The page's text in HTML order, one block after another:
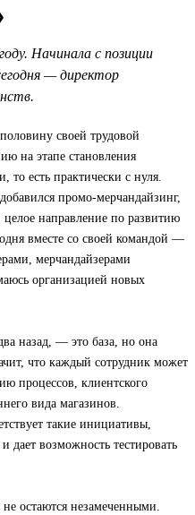
Начинала с позиции
— директор
своей трудовой
на этапе становления
то есть практически с нуля.
промо-мерчандайзинг,
направление по развитию
вместе со своей командой —
мерчандайзерами
организацией новых
назад, — это база, но она
что каждый сотрудник может
процессов, клиентского
вида магазинов.
такие инициативы,
дает возможность тестировать
остаются незамеченными.